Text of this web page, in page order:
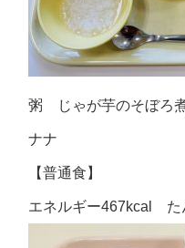
粥 じゃが芋のそぼろ
ナナ
【普通食】
エネルギー467kcal